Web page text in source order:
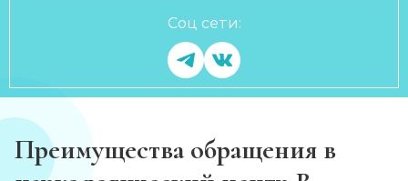
Соц сети:
Преимущества обращения в